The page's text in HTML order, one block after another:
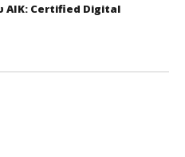
ΑΙΚ: Certified Digital